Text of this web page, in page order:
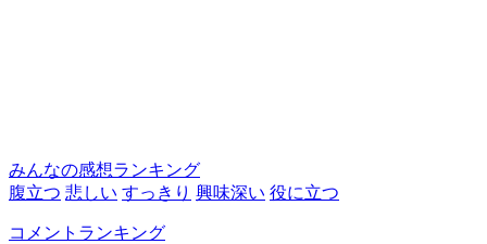
みんなの感想ランキング
腹立つ 悲しい すっきり 興味深い 役に立つ
コメントランキング